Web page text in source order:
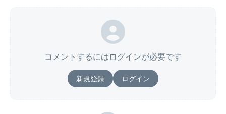
コメントするにはログインが必要です
新規登録 ログイン